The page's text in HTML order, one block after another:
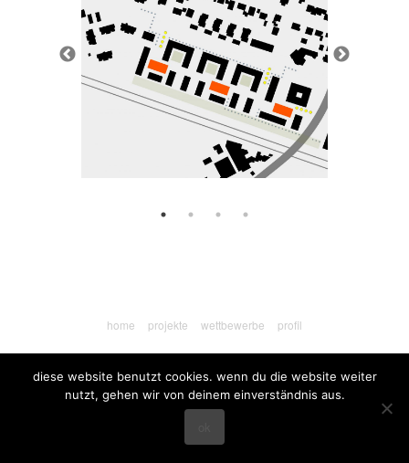
home projekte wettbewerbe profil
diese website benutzt cookies. wenn du die website weiter
nutzt, gehen wir von deinem einverständnis aus.